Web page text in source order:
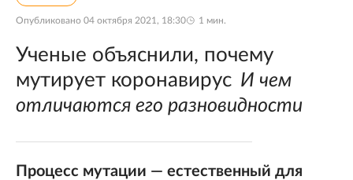
Опубликовано 04 октября 2021, 18:30 1 мин.
Ученые объяснили, почему
мутирует коронавирус И чем
отличаются его разновидности
Процесс мутации — естественный для